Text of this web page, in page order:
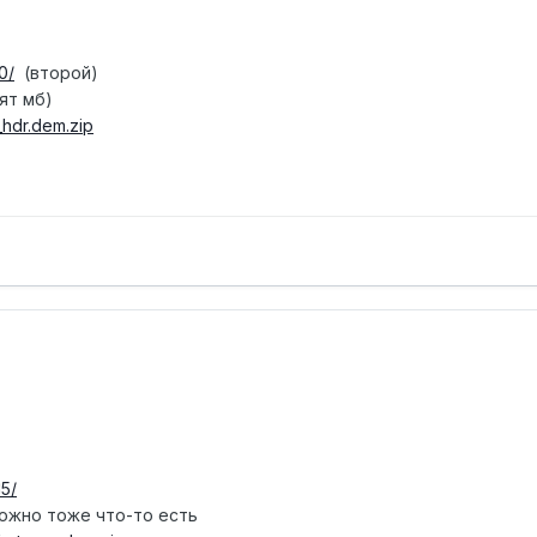
(второй)
мб)
тоже что-то есть